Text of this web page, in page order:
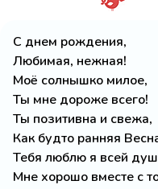
С днем рождения,
Любимая, нежная!
Моё солнышко милое,
Ты мне дороже всего!
Ты позитивна и свежа,
Как будто ранняя
Тебя люблю я всей
Мне хорошо вместе с